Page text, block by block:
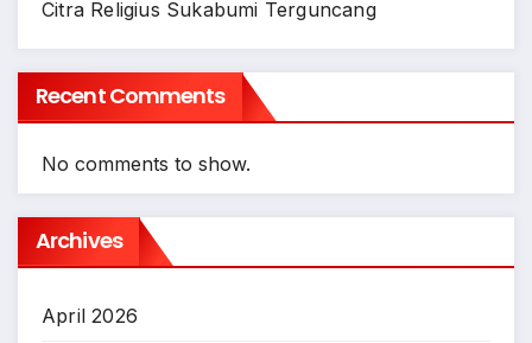
Citra Religius Sukabumi Terguncang
Recent Comments
No comments to show.
Archives
April 2026